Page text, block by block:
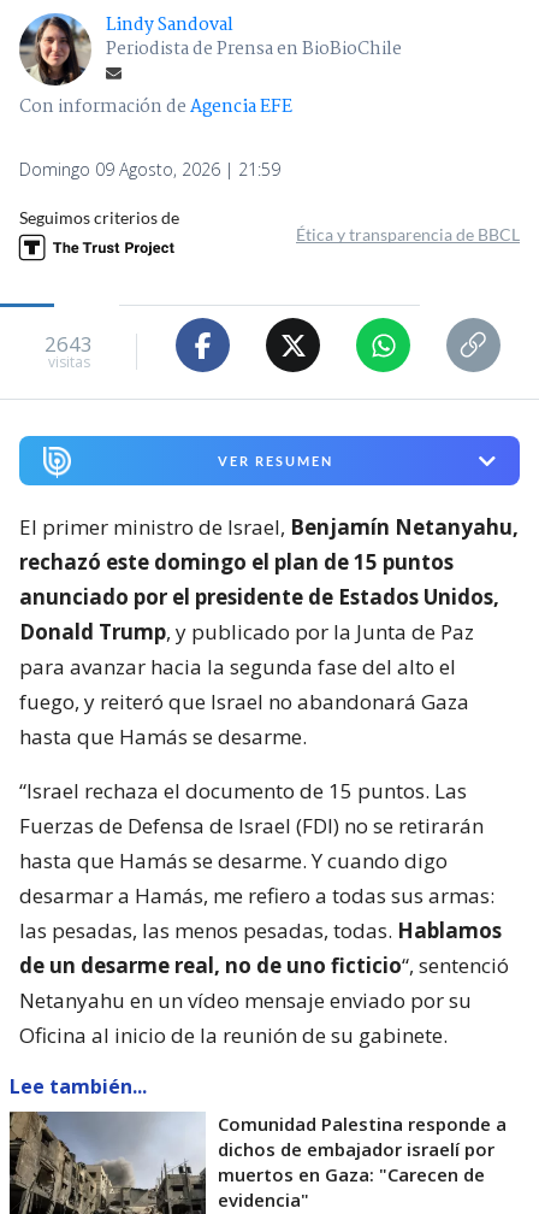
Lindy Sandoval
Periodista de Prensa en BioBioChile
Con información deAgencia EFE
Domingo 09 Agosto, 2026 | 21:59
Seguimos criterios de
Ética y transparencia de BBCL
2643
visitas
VER RESUMEN
El primer ministro de Israel, Benjamín Netanyahu,
rechazó este domingo el plan de 15 puntos
anunciado por el presidente de Estados Unidos,
Donald Trump, y publicado por la Junta de Paz
para avanzar hacia la segunda fase del alto el
fuego, y reiteró que Israel no abandonará Gaza
hasta que Hamás se desarme.
“Israel rechaza el documento de 15 puntos. Las
Fuerzas de Defensa de Israel (FDI) no se retirarán
hasta que Hamás se desarme. Y cuando digo
desarmar a Hamás, me refiero a todas sus armas:
las pesadas, las menos pesadas, todas. Hablamos
de un desarme real, no de uno ficticio“, sentenció
Netanyahu en un vídeo mensaje enviado por su
Oficina al inicio de la reunión de su gabinete.
Lee también...
Comunidad Palestina responde a
dichos de embajador israelí por
muertos en Gaza: "Carecen de
evidencia"